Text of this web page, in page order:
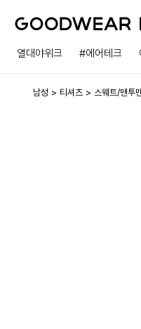
열대야위크 #에어테크
남성 티셔츠 스웨트/맨투